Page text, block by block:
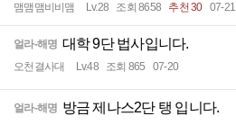
맴맴맴비비맴 Lv.28 조회 8658 추천 30 07-21
얼라-해명 대학 9단 법사입니다.
오천결사대 Lv.48 조회 865 07-20
얼라-해명 방금 제나스2단 탱 입니다.